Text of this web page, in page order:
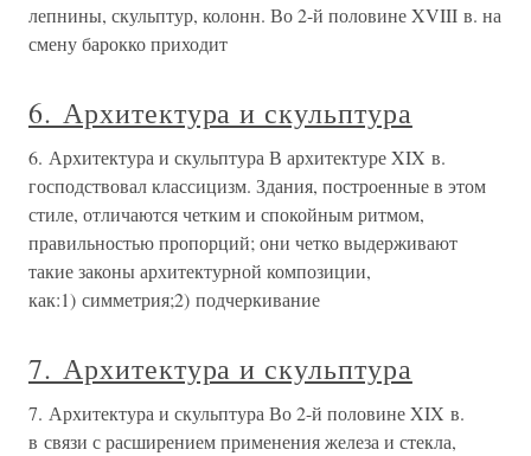
лепнины, скульптур, колонн. Во 2-й половине XVIII в. на
смену барокко приходит
6. Архитектура и скульптура
6. Архитектура и скульптура В архитектуре XIX в.
господствовал классицизм. Здания, построенные в этом
стиле, отличаются четким и спокойным ритмом,
правильностью пропорций; они четко выдерживают
такие законы архитектурной композиции,
как:1) симметрия;2) подчеркивание
7. Архитектура и скульптура
7. Архитектура и скульптура Во 2-й половине XIX в.
в связи с расширением применения железа и стекла,